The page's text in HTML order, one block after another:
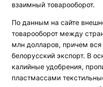
взаимный товарооборот.
По данным на сайте
товарооборот между
млн долларов, причем
белорусский экспорт. В
калийные удобрения,
пластмассами